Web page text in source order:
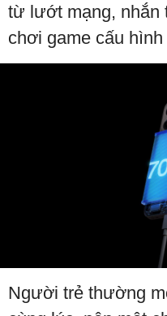
từ lướt mạng, nhắn
chơi game cấu
Người trẻ thường